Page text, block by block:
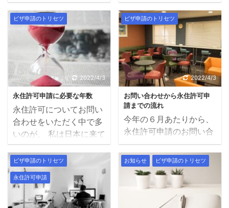
干申請しやすいです。し
かし、申請のしやすさだ
けでなく、ご自身のこの
先の人生を見すえてどち
らの手続きが良いか、ご
検討ください。 帰化 永
住権取得 定義 日本国籍
を取って日本人にな ...
対象となる方 2020年4
月から日本の企業で働き
始める外国人留学生
2020年4月入社の新卒外
国人の採用を行う企業 内
定を獲得できず、就職活
動を続けたい外国人留学
生 これから就職活 ...
（特定技能ビザ）も、運
用開始から約半年が経
ち、少しづつ全体像が見
えてきました。先週、外
食業分野の技能測定試験
について、今後のスケジ
ュールが公表され、2019
年度中（2020年3月ま
で）におよそ7,000人の
合格者が出ることが明ら
かになりました。 当事務
所にも、外国人材の採用
に関心のある飲食店経営
者の方や、飲食店で働き
たい外国人本人からの相
談が増えています。特
能」（特定技能ビザ）が
新設されました。この制
度により、今後5年間
（2019年～2024年）
で、外食業で働く外国人
が最大5万3,000人、日
本にやって来ます。 近
年、飲食店で働く外国人
の数は急速に増えていま
すが、大半は日本語学
校・大学・専門学校など
に通う留学生のアルバイ
トのため、1週間に28時
間までと労働時間が制限
されます。 一方、特定技
能ビザを取得する外国人
ビザ申請のトリセツ
2022/4/3
永住許可申請に必要な年数
永住許可についてお問い
合わせをいただく中で多
いのが、 私は日本に来て
「〇年」になります。永
住許可申請をできます
か？ という質問です。
永住権を希望する外国人
の方の中には「日本に10
ビザ申請のトリセツ
2022/4/3
お問い合わせから永住許可申
請までの流れ
今年の６月あたりから、
永住許可申請のお問い合
わせをいただくことが増
えています。ガイドライ
ンや提出資料の変更によ
り、ご不安を感じている
方の中には、行政書士に
相談するということもハ
ビザ申請のトリセツ
永住許可申請
お知らせ ビザ申請のトリセツ